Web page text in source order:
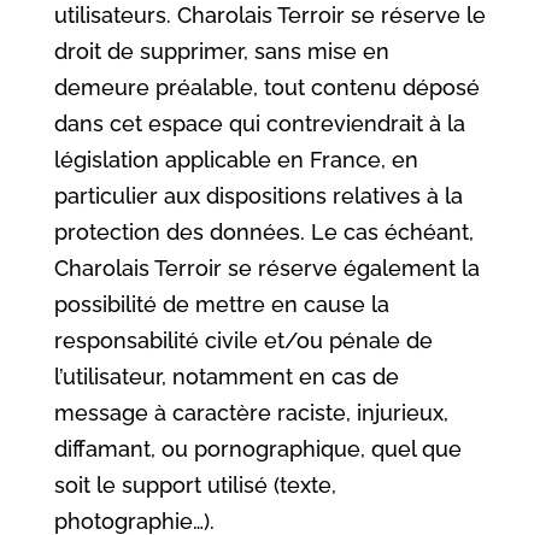
utilisateurs. Charolais Terroir se réserve le
droit de supprimer, sans mise en
demeure préalable, tout contenu déposé
dans cet espace qui contreviendrait à la
législation applicable en France, en
particulier aux dispositions relatives à la
protection des données. Le cas échéant,
Charolais Terroir se réserve également la
possibilité de mettre en cause la
responsabilité civile et/ou pénale de
l’utilisateur, notamment en cas de
message à caractère raciste, injurieux,
diffamant, ou pornographique, quel que
soit le support utilisé (texte,
photographie…).